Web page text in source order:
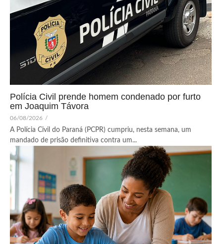
Polícia Civil prende homem condenado por furto
em Joaquim Távora
06/08/2026 /
A Polícia Civil do Paraná (PCPR) cumpriu, nesta semana, um
mandado de prisão definitiva contra um...